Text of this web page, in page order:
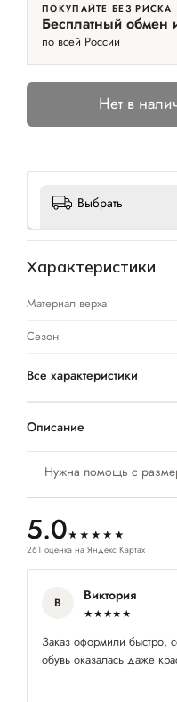
ПОКУПАЙТЕ БЕЗ РИСКА
Бесплатный обмен
по всей России
Нет в
Выбрать
Нужна помощь с
5.0★★★★★
261 оценка на Яндекс Картах
В Виктория
★★★★★
Заказ оформили быстро,
обувь оказалась даже
Характеристики
Материал верха
Сезон
Все характеристики
Описание